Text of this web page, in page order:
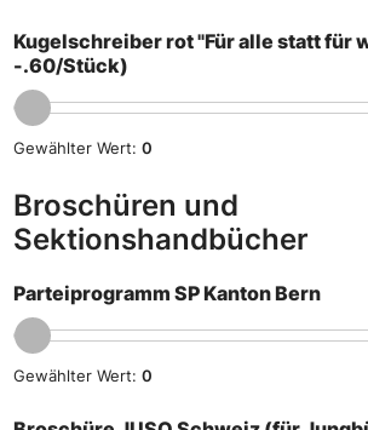
Kugelschreiber rot "Für alle statt für
-.60/Stück)
Gewählter Wert: 0
Broschüren und
Sektionshandbücher
Parteiprogramm SP Kanton Bern
Gewählter Wert: 0